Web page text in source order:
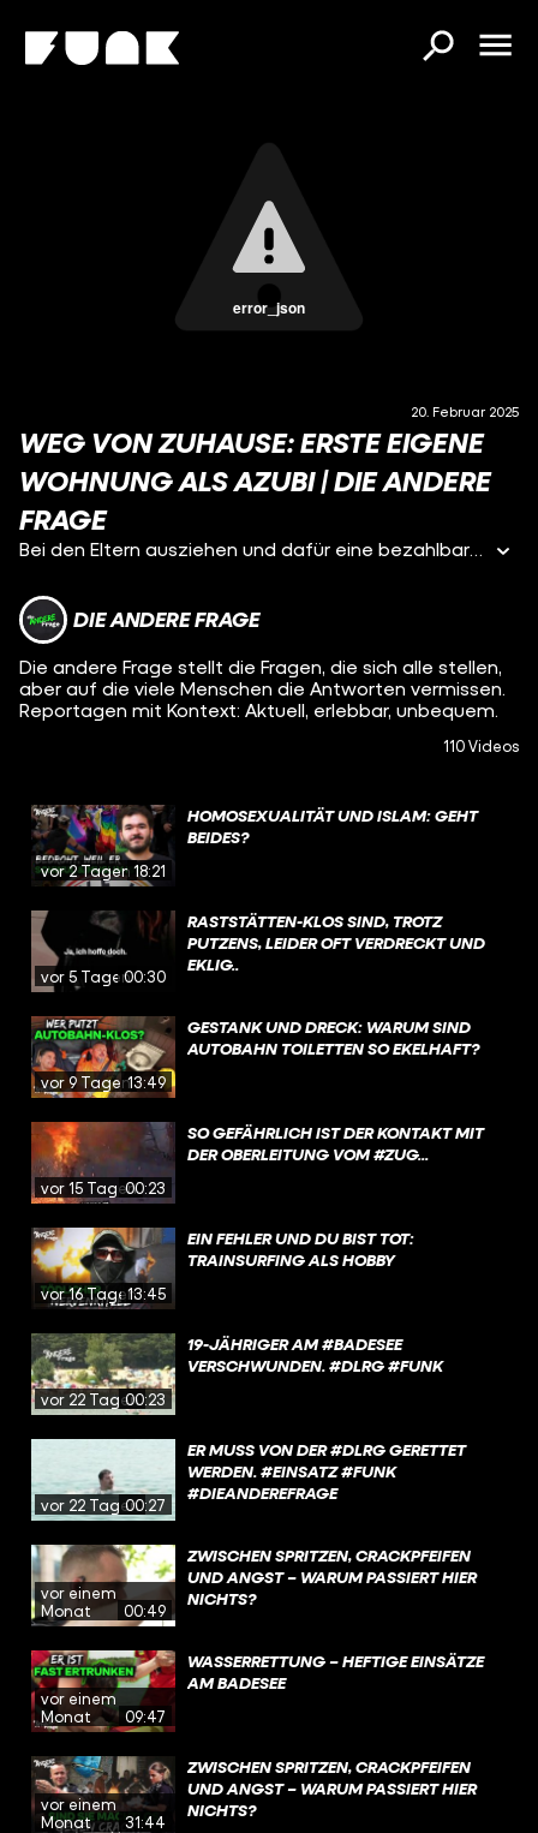
error_json
20. Februar 2025
WEG VON ZUHAUSE: ERSTE EIGENE
WOHNUNG ALS AZUBI | DIE ANDERE
FRAGE
Bei den Eltern ausziehen und dafür eine bezahlbare Wohnung finden – besonders für Auszubildende ist das ein Problem. Denn oft reicht das Gehalt nicht für die hohen Mieten, die für das neue Zuhause fällig werden. In unserer Doku treffen wir Jan und Luca, die uns von ihren Erfahrungen erzählen.
DIE ANDERE FRAGE
Die andere Frage stellt die Fragen, die sich alle stellen,
aber auf die viele Menschen die Antworten vermissen.
Reportagen mit Kontext: Aktuell, erlebbar, unbequem.
110 Videos
vor 2 Tagen18:21
HOMOSEXUALITÄT UND ISLAM: GEHT
BEIDES?
vor 5 Tagen00:30
RASTSTÄTTEN-KLOS SIND, TROTZ
PUTZENS, LEIDER OFT VERDRECKT UND
EKLIG..
vor 9 Tagen13:49
GESTANK UND DRECK: WARUM SIND
AUTOBAHN TOILETTEN SO EKELHAFT?
vor 15 Tagen00:23
SO GEFÄHRLICH IST DER KONTAKT MIT
DER OBERLEITUNG VOM #ZUG...
vor 16 Tagen13:45
EIN FEHLER UND DU BIST TOT:
TRAINSURFING ALS HOBBY
vor 22 Tagen00:23
19-JÄHRIGER AM #BADESEE
VERSCHWUNDEN. #DLRG #FUNK
vor 22 Tagen00:27
ER MUSS VON DER #DLRG GERETTET
WERDEN. #EINSATZ #FUNK
#DIEANDEREFRAGE
vor einem
Monat
00:49
ZWISCHEN SPRITZEN, CRACKPFEIFEN
UND ANGST – WARUM PASSIERT HIER
NICHTS?
vor einem
Monat
09:47
WASSERRETTUNG – HEFTIGE EINSÄTZE
AM BADESEE
vor einem
Monat
31:44
ZWISCHEN SPRITZEN, CRACKPFEIFEN
UND ANGST – WARUM PASSIERT HIER
NICHTS?